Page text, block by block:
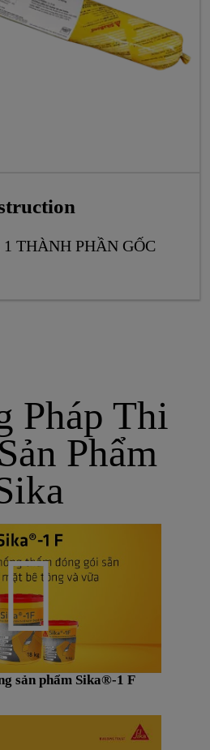
THÀNH PHẦN GỐC
Pháp Thi
Phẩm
sản phẩm Sika®-1 F